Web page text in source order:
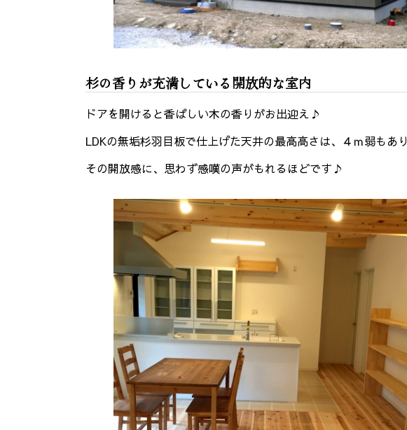
杉の香りが充満している開放的な室内
ドアを開けると香ばしい木の香りがお出迎え♪
LDKの無垢杉羽目板で仕上げた天井の最高高さは、４ｍ弱も
その開放感に、思わず感嘆の声がもれるほどです♪